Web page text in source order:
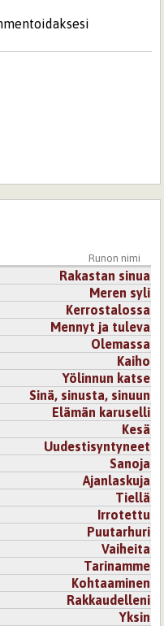
:)
Runon nimi
Rakastan sinua
Meren syli
Kerrostalossa
Mennyt ja tuleva
Olemassa
Kaiho
Yölinnun katse
Sinä, sinusta, sinuun
Elämän karuselli
Kesä
Uudestisyntyneet
Sanoja
Ajanlaskuja
Tiellä
Irrotettu
Puutarhuri
Vaiheita
Tarinamme
Kohtaaminen
Rakkaudelleni
Yksin